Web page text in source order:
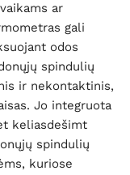
ar
gali
odos
spindulių
ir nekontaktinis,
Jo integruota
keliasdešimt
spindulių
kuriose